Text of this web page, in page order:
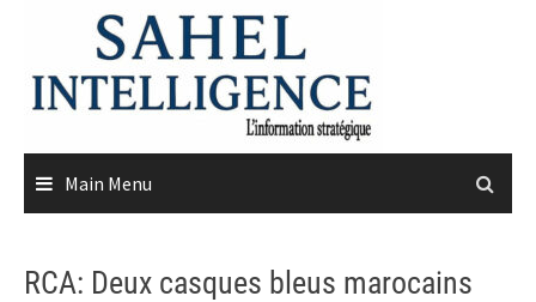
content
Main Menu
RCA: Deux casques bleus marocains